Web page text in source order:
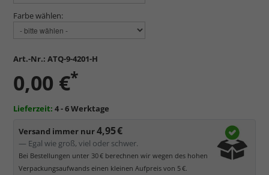
Farbe wählen:
Art.-Nr.: ATQ-9-4201-H
0,00 €*
Lieferzeit: 4 - 6 Werktage
Versand immer nur4,95 €
— Egal wie groß, viel oder schwer.
Bei Bestellungen unter 30 € berechnen wir wegen des hohen
Verpackungsaufwands einen kleinen Aufpreis von 5 €.